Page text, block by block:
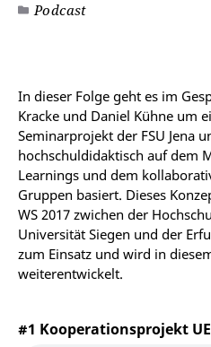
Podcast
In dieser Folge geht es im
Kracke und Daniel Kühne um
Seminarprojekt der FSU Jena
hochschuldidaktisch auf dem
Learnings und dem
Gruppen basiert. Dieses
WS 2017 zwichen der
Universität Siegen und der
zum Einsatz und wird in
weiterentwickelt.
#1 Kooperationsprojekt UE